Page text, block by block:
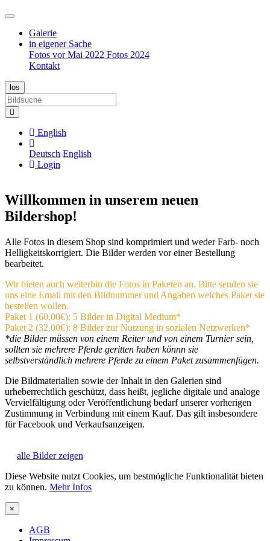
Galerie
in eigener Sache
Fotos vor Mai 2022 Fotos 2024
Kontakt
English
Deutsch English
Login
Willkommen in unserem neuen
Bildershop!
Alle Fotos in diesem Shop sind komprimiert und weder Farb- noch
Helligkeitskorrigiert. Die Bilder werden vor einer Bestellung
bearbeitet.
Wir bieten auch weiterhin die Fotos in Paketen an. Bitte senden sie
uns eine Email mit den Bildnummer und Angaben welches Paket sie
bestellen wollen.
Paket 1 (60,00€): 5 Bilder in Digital Medium*
Paket 2 (32,00€): 8 Bilder zur Nutzung in sozialen Netzwerken*
*die Bilder müssen von einem Reiter und von einem Turnier sein,
sollten sie mehrere Pferde geritten haben könnn sie
selbstverständlich mehrere Pferde zu einem Paket zusammenfügen.
Die Bildmaterialien sowie der Inhalt in den Galerien sind
urheberrechtlich geschützt, dass heißt, jegliche digitale und analoge
Vervielfältigung oder Veröffentlichung bedarf unserer vorherigen
Zustimmung in Verbindung mit einem Kauf. Das gilt insbesondere
für Facebook und Verkaufsanzeigen.
alle Bilder zeigen
Diese Website nutzt Cookies, um bestmögliche Funktionalität bieten
zu können. Mehr Infos
×
AGB